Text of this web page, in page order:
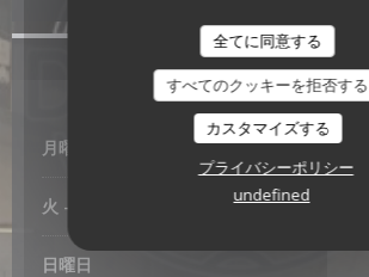
全てに同意する
すべてのクッキーを拒否する
カスタマイズする
プライバシーポリシー
undefined
営業時間
月曜日
火 -
日曜日